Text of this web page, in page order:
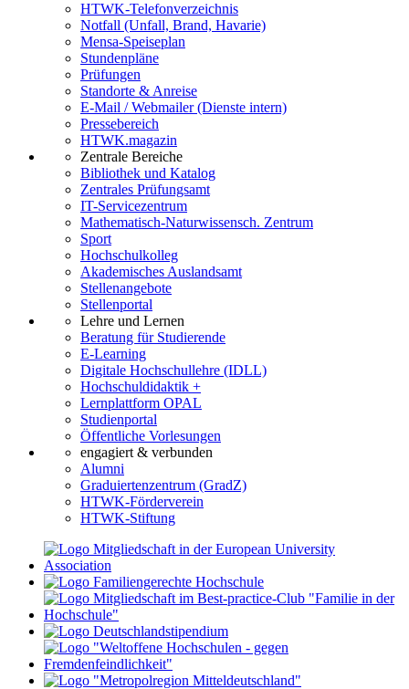
HTWK-Telefonverzeichnis
Notfall (Unfall, Brand, Havarie)
Mensa-Speiseplan
Stundenpläne
Prüfungen
Standorte & Anreise
E-Mail / Webmailer (Dienste intern)
Pressebereich
HTWK.magazin
Zentrale Bereiche
Bibliothek und Katalog
Zentrales Prüfungsamt
IT-Servicezentrum
Mathematisch-Naturwissensch. Zentrum
Sport
Hochschulkolleg
Akademisches Auslandsamt
Stellenangebote
Stellenportal
Lehre und Lernen
Beratung für Studierende
E-Learning
Digitale Hochschullehre (IDLL)
Hochschuldidaktik +
Lernplattform OPAL
Studienportal
Öffentliche Vorlesungen
engagiert & verbunden
Alumni
Graduiertenzentrum (GradZ)
HTWK-Förderverein
HTWK-Stiftung